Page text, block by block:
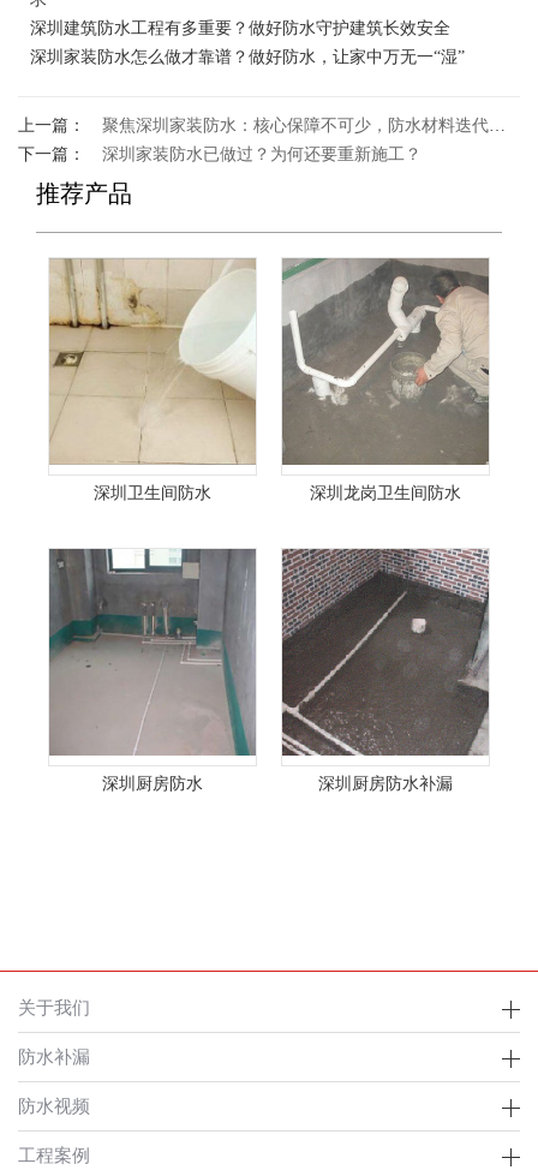
深圳建筑防水工程有多重要？做好防水守护建筑长效安全
深圳家装防水怎么做才靠谱？做好防水，让家中万无一“湿”
上一篇：
聚焦深圳家装防水：核心保障不可少，防水材料迭代升级进行时
下一篇：
深圳家装防水已做过？为何还要重新施工？
推荐产品
深圳卫生间防水 深圳龙岗卫生间防水
深圳厨房防水 深圳厨房防水补漏
关于我们
防水补漏
防水视频
工程案例